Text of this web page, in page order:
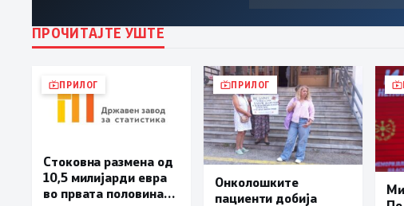
ПРОЧИТАЈТЕ УШТЕ
ПРИЛОГ
Стоковна размена од
10,5 милијарди евра
во првата половина
ПРИЛОГ
Онколошките
пациенти добија